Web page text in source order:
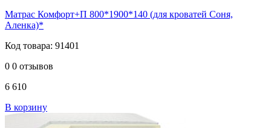
Матрас Комфорт+П 800*1900*140 (для кроватей Соня,
Аленка)*
Код товара: 91401
0 0 отзывов
6 610
В корзину